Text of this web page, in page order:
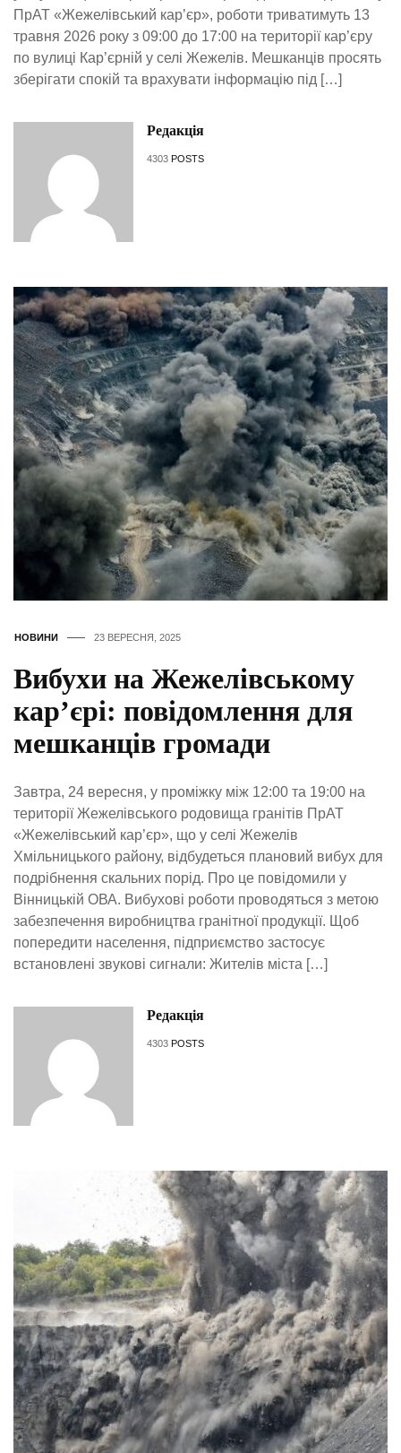
ПрАТ «Жежелівський кар’єр», роботи триватимуть 13
травня 2026 року з 09:00 до 17:00 на території кар’єру
по вулиці Кар’єрній у селі Жежелів. Мешканців просять
зберігати спокій та врахувати інформацію під […]
Редакція
4303 POSTS
НОВИНИ 23 ВЕРЕСНЯ, 2025
Вибухи на Жежелівському
кар’єрі: повідомлення для
мешканців громади
Завтра, 24 вересня, у проміжку між 12:00 та 19:00 на
території Жежелівського родовища гранітів ПрАТ
«Жежелівський кар’єр», що у селі Жежелів
Хмільницького району, відбудеться плановий вибух для
подрібнення скальних порід. Про це повідомили у
Вінницькій ОВА. Вибухові роботи проводяться з метою
забезпечення виробництва гранітної продукції. Щоб
попередити населення, підприємство застосує
встановлені звукові сигнали: Жителів міста […]
Редакція
4303 POSTS